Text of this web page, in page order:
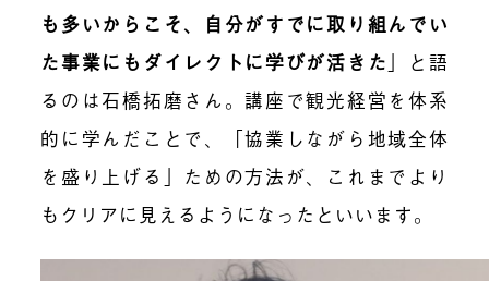
も多いからこそ、自分がすでに取り組んでい
た事業にもダイレクトに学びが活きた 」と語
るのは石橋拓磨 さん。講座で観光経営を体系
的に学んだことで、「協業しながら地域全体
を盛り上げる」ための方法が、これまでより
もクリアに見えるようになったといいます。